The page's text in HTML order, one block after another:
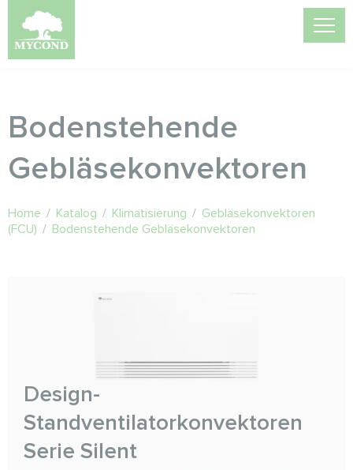
Bodenstehende
Gebläsekonvektoren
Home / Katalog / Klimatisierung / Gebläsekonvektoren
(FCU) / Bodenstehende Gebläsekonvektoren
Design-
Standventilatorkonvektoren
Serie Silent